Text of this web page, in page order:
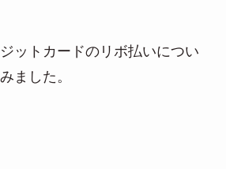
ットカードのリボ払いについ
ました。